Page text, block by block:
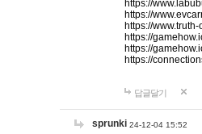
https://
https://
https://
https://
https://
https://
답글달기
sprunki 24-12-04 15:52